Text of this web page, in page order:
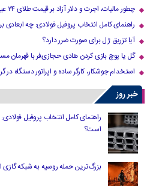
چطور مالیات، اجرت و دلار آزاد بر قیمت طلای ۲۴ عیار اثر می‌گذارد؟
راهنمای کامل انتخاب پروفیل فولادی: چه
آیا تزریق ژل برای صورت ضرر دارد​؟
گل یا پوچ بازی کردن هادی حجازی‌فر با قهرمان
استخدام جوشکار، کارگر ساده و اپراتور دستگاه در
خبر روز
راهنمای کامل انتخاب پروفیل
است؟
بزرگ‌ترین حمله روسیه به شبکه گازی